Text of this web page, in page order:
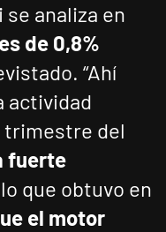
se analiza en
es de 0,8%
“Ahí
actividad
trimestre del
fuerte
que obtuvo en
el motor